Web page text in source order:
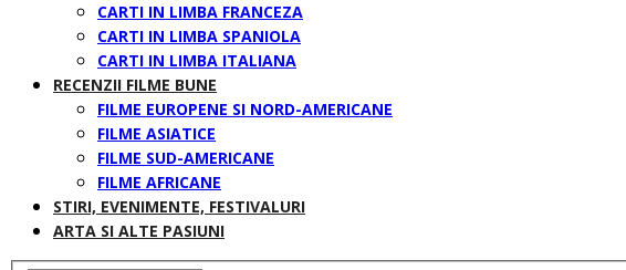
CARTI IN LIMBA FRANCEZA
CARTI IN LIMBA SPANIOLA
CARTI IN LIMBA ITALIANA
RECENZII FILME BUNE
FILME EUROPENE SI NORD-AMERICANE
FILME ASIATICE
FILME SUD-AMERICANE
FILME AFRICANE
STIRI, EVENIMENTE, FESTIVALURI
ARTA SI ALTE PASIUNI